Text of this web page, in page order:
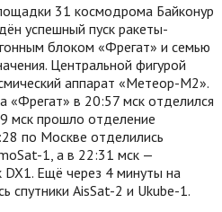
31 космодрома Байконур
успешный пуск ракеты-
блоком «Фрегат» и семью
Центральной фигурой
аппарат «Метеор-М2».
«Фрегат» в 20:57 мск отделился
мск прошло отделение
по Москве отделились
1, а в 22:31 мск —
DX1. Ещё через 4 минуты на
спутники AisSat-2 и Ukube-1.